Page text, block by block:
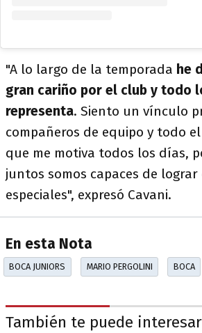
"A lo largo de la temporada he
gran cariño por el club y todo
representa. Siento un vínculo
compañeros de equipo y todo
que me motiva todos los días,
juntos somos capaces de lograr
especiales", expresó Cavani.
En esta Nota
BOCA JUNIORS MARIO PERGOLINI BOCA
También te puede interesar